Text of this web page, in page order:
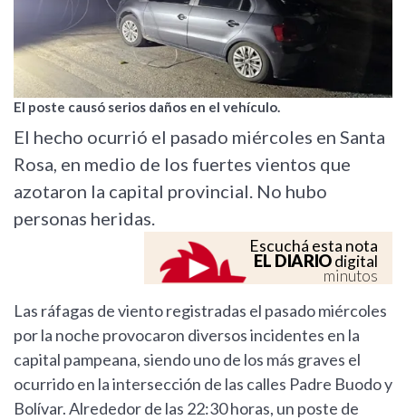
El poste causó serios daños en el vehículo.
El hecho ocurrió el pasado miércoles en Santa
Rosa, en medio de los fuertes vientos que
azotaron la capital provincial. No hubo
personas heridas.
Escuchá esta nota
EL DIARIOdigital
minutos
Las ráfagas de viento registradas el pasado miércoles
por la noche provocaron diversos incidentes en la
capital pampeana, siendo uno de los más graves el
ocurrido en la intersección de las calles Padre Buodo y
Bolívar. Alrededor de las 22:30 horas, un poste de